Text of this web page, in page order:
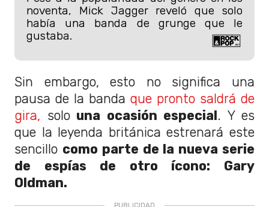
noventa, Mick Jagger reveló que solo
había una banda de grunge que le
gustaba.
Sin embargo, esto no significa una
pausa de la banda que pronto saldrá de
gira, solouna ocasión especial. Y es
que la leyenda británica estrenará este
sencillo como parte de la nueva serie
de espías de otro ícono: Gary
Oldman.